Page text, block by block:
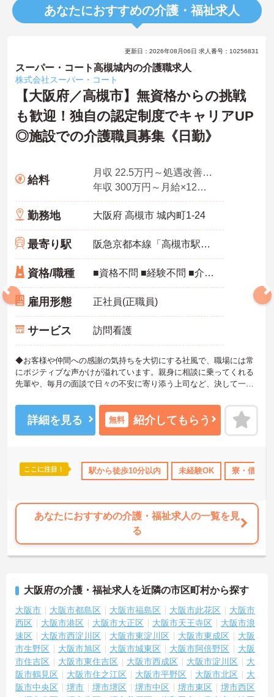
あなたにおすすめの介護・福祉求人
資格取得サポート 研修制度あり 産休･育休･介護休暇取得実
更新日：2026年08月06日 求人番号：10256831
スーパー・コート高槻城内の介護職求人
株式会社スーパー・コート
【大阪府／高槻市】無資格からの挑戦
も歓迎！独自の認定制度でキャリアUP
◎施設での介護職員募集《日勤》
給料
月収 22.5万円～処遇改善手当、特定処遇手当、業務手当
年収 300万円～月給×12ヶ月＋賞与
勤務地 大阪府 高槻市 城内町1-24
最寄り駅 阪急京都本線「高槻市駅」徒歩9分
資格/職種 ■資格不問 ■経験不問 ■介護職員初任者研修（ヘルパー2級）以上あれば尚可
雇用形態 正社員(正職員)
サービス 訪問看護
◆お客様や仲間への感謝の気持ちを大切にする社風で、職場には常
にポジティブな声かけが溢れています。親身に相談に乗ってくれる
先輩や、毎月の面談で日々の不安に寄り添う上司など、決して一人
社でも自然と馴染める職場です。
◆無資格からでもプロフェッショナルを目指せる「資格取得支援制
度」を完備しています。初任者研修から国家資格である介護福祉士
◆法人独自の介護技術認定制度「ケアマイスター」により、身につ
けたスキルを5段階でしっかり評価し手当で還元。さらに「目標管理
詳細を見る 無料 紹介してもらう
ここに注目！ 駅から徒歩10分以内 未経験OK 寮・借り上
あなたにおすすめの介護・福祉求人の一覧を見
る
大阪府の介護・福祉求人を近隣の市区町村から探す
大阪市 大阪市都島区 大阪市福島区 大阪市此花区
大阪市
西区
大阪市港区 大阪市大正区 大阪市天王寺区
大阪市浪
速区
大阪市西淀川区 大阪市東淀川区 大阪市東成区
大阪
市生野区
大阪市旭区 大阪市城東区 大阪市阿倍野区
大阪
市住吉区
大阪市東住吉区 大阪市西成区 大阪市淀川区
大
阪市鶴見区
大阪市住之江区 大阪市平野区 大阪市北区
大
阪市中央区
堺市 堺市堺区 堺市中区 堺市東区
堺市西区